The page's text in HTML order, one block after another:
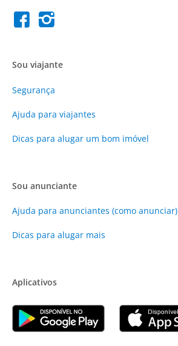
Sou viajante
Segurança
Ajuda para viajantes
Dicas para alugar um bom imóvel
Sou anunciante
Ajuda para anunciantes (como anunciar)
Dicas para alugar mais
Aplicativos